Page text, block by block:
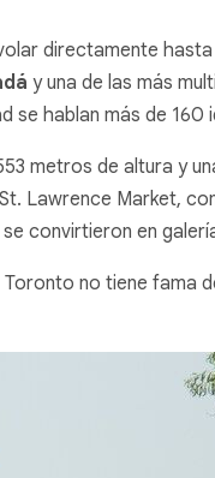
directamente
y una de las más
se hablan más de 160
metros de altura y
Lawrence Market,
convirtieron en
no tiene